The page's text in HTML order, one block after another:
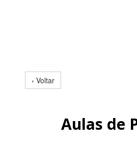
‹ Voltar
Aulas de